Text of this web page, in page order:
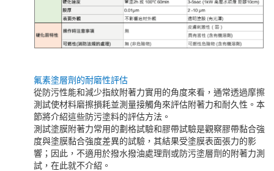
氟素塗層劑的耐磨性評估
從防污性能和減少指紋附著力實用的角度來看，通常透過摩擦
測試使材料磨擦損耗並測量接觸角來評估附著力和耐久性。本
節將介紹這些防污塗料的評估方法。
測試塗膜附著力常用的劃格試驗和膠帶試驗是觀察膠帶黏合強
度與塗膜黏合強度差異的試驗，其結果受塗膜表面張力的影
響；因此，不適用於撥水撥油處理劑或防污塗層劑的附著力測
試，在此就不介紹。